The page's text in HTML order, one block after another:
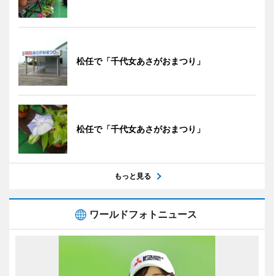
松任で「千代女あさがおまつり」
松任で「千代女あさがおまつり」
もっと見る
ワールドフォトニュース